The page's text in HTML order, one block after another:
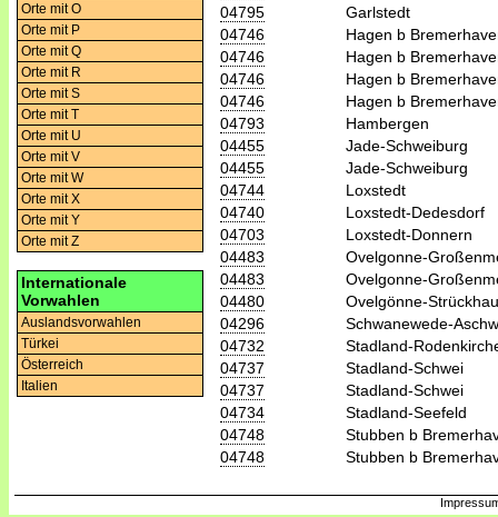
Orte mit O
Orte mit P
Orte mit Q
Orte mit R
Orte mit S
Orte mit T
Orte mit U
Orte mit V
Orte mit W
Orte mit X
Orte mit Y
Orte mit Z
Internationale
Vorwahlen
Auslandsvorwahlen
Türkei
Österreich
Italien
04795
Garlstedt
04746
Hagen b
04746
Hagen b
04746
Hagen b
04746
Hagen b
04793
Hambergen
04455
Jade-Schweiburg
04455
Jade-Schweiburg
04744
Loxstedt
04740
Loxstedt-Dedesdorf
04703
Loxstedt-Donnern
04483
Ovelgonne-
04483
Ovelgonne-
04480
Ovelgönne-
04296
Schwanewede-
04732
Stadland-
04737
Stadland-Schwei
04737
Stadland-Schwei
04734
Stadland-Seefeld
04748
Stubben b
04748
Stubben b